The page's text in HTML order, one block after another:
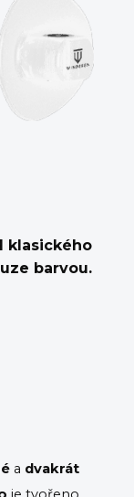
klasického
barvou.
a dvakrát